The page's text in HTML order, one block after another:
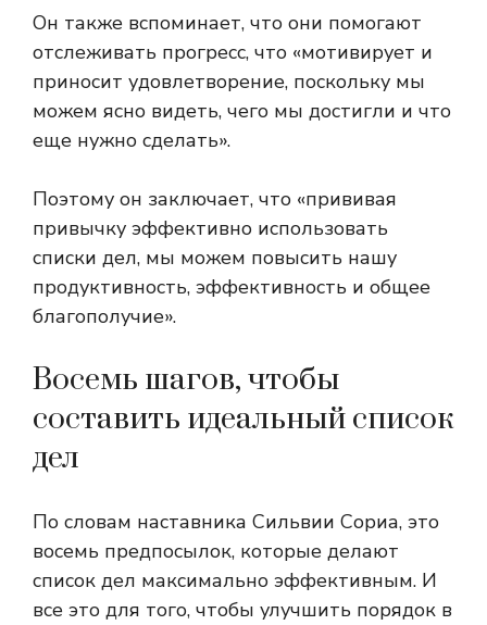
Он также вспоминает, что они помогают
отслеживать прогресс, что «мотивирует и
приносит удовлетворение, поскольку мы
можем ясно видеть, чего мы достигли и что
еще нужно сделать».
Поэтому он заключает, что «прививая
привычку эффективно использовать
списки дел, мы можем повысить нашу
продуктивность, эффективность и общее
благополучие».
Восемь шагов, чтобы
составить идеальный список
дел
По словам наставника Сильвии Сориа, это
восемь предпосылок, которые делают
список дел максимально эффективным. И
все это для того, чтобы улучшить порядок в